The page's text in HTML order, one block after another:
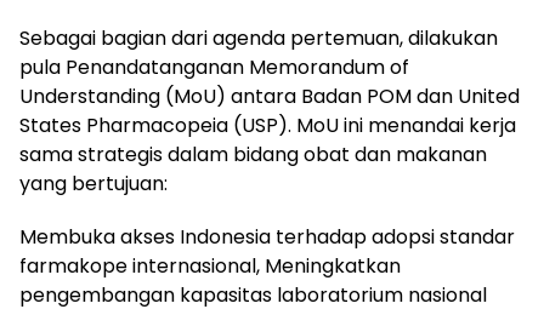
Sebagai bagian dari agenda pertemuan, dilakukan
pula Penandatanganan Memorandum of
Understanding (MoU) antara Badan POM dan United
States Pharmacopeia (USP). MoU ini menandai kerja
sama strategis dalam bidang obat dan makanan
yang bertujuan:
Membuka akses Indonesia terhadap adopsi standar
farmakope internasional, Meningkatkan
pengembangan kapasitas laboratorium nasional